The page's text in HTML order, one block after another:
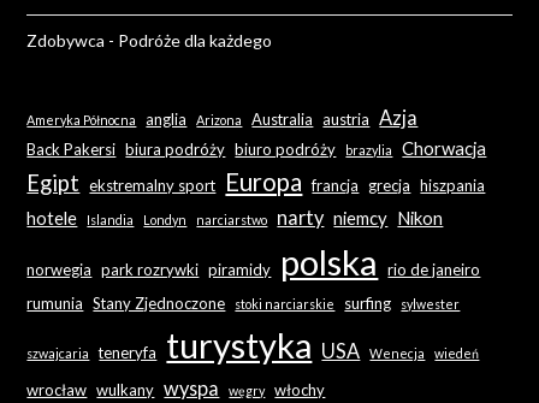
Zdobywca - Podróże dla każdego
Ameryka Północna anglia Arizona Australia austria Azja
Back Pakersi biura podróży biuro podróży brazylia Chorwacja
Egipt ekstremalny sport Europa francja grecja hiszpania
hotele Islandia Londyn narciarstwo narty niemcy Nikon
norwegia park rozrywki piramidy polska
rio de janeiro
rumunia Stany Zjednoczone stoki narciarskie surfing sylwester
szwajcaria teneryfa turystyka USA Wenecja wiedeń
wrocław wulkany wyspa węgry włochy